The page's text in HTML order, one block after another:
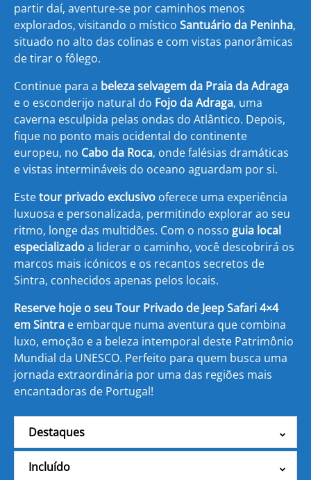
partir daí, aventure-se por caminhos menos
explorados, visitando o místico Santuário da Peninha,
situado no alto das colinas e com vistas panorâmicas
de tirar o fôlego.
Continue para a beleza selvagem da Praia da Adraga
e o esconderijo natural do Fojo da Adraga, uma
caverna esculpida pelas ondas do Atlântico. Depois,
fique no ponto mais ocidental do continente
europeu, no Cabo da Roca, onde falésias dramáticas
e vistas intermináveis do oceano aguardam por si.
Estetour privado exclusivo oferece uma experiência
luxuosa e personalizada, permitindo explorar ao seu
ritmo, longe das multidões. Com o nosso guia local
especializadoa liderar o caminho, você descobrirá os
marcos mais icónicos e os recantos secretos de
Sintra, conhecidos apenas pelos locais.
Reserve hoje o seu Tour Privado de Jeep Safari 4×4
em Sintra e embarque numa aventura que combina
luxo, emoção e a beleza intemporal deste Patrimônio
Mundial da UNESCO. Perfeito para quem busca uma
jornada extraordinária por uma das regiões mais
encantadoras de Portugal!
Destaques
Incluído